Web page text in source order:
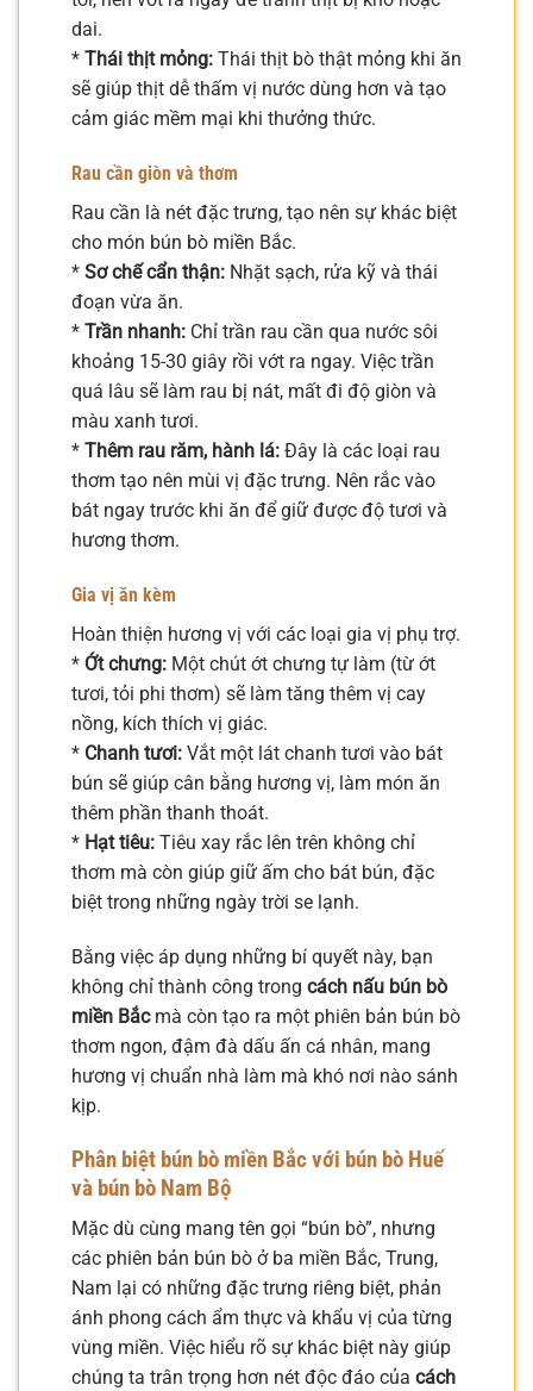
dai.
* Thái thịt mỏng: Thái thịt bò thật mỏng khi ăn
sẽ giúp thịt dễ thấm vị nước dùng hơn và tạo
cảm giác mềm mại khi thưởng thức.
Rau cần giòn và thơm
Rau cần là nét đặc trưng, tạo nên sự khác biệt
cho món bún bò miền Bắc.
* Sơ chế cẩn thận: Nhặt sạch, rửa kỹ và thái
đoạn vừa ăn.
* Trần nhanh: Chỉ trần rau cần qua nước sôi
khoảng 15-30 giây rồi vớt ra ngay. Việc trần
quá lâu sẽ làm rau bị nát, mất đi độ giòn và
màu xanh tươi.
* Thêm rau răm, hành lá: Đây là các loại rau
thơm tạo nên mùi vị đặc trưng. Nên rắc vào
bát ngay trước khi ăn để giữ được độ tươi và
hương thơm.
Gia vị ăn kèm
Hoàn thiện hương vị với các loại gia vị phụ trợ.
* Ớt chưng: Một chút ớt chưng tự làm (từ ớt
tươi, tỏi phi thơm) sẽ làm tăng thêm vị cay
nồng, kích thích vị giác.
* Chanh tươi: Vắt một lát chanh tươi vào bát
bún sẽ giúp cân bằng hương vị, làm món ăn
thêm phần thanh thoát.
* Hạt tiêu: Tiêu xay rắc lên trên không chỉ
thơm mà còn giúp giữ ấm cho bát bún, đặc
biệt trong những ngày trời se lạnh.
Bằng việc áp dụng những bí quyết này, bạn
không chỉ thành công trong cách nấu bún bò
miền Bắcmà còn tạo ra một phiên bản bún bò
thơm ngon, đậm đà dấu ấn cá nhân, mang
hương vị chuẩn nhà làm mà khó nơi nào sánh
kịp.
Phân biệt bún bò miền Bắc với bún bò Huế
và bún bò Nam Bộ
Mặc dù cùng mang tên gọi “bún bò”, nhưng
các phiên bản bún bò ở ba miền Bắc, Trung,
Nam lại có những đặc trưng riêng biệt, phản
ánh phong cách ẩm thực và khẩu vị của từng
vùng miền. Việc hiểu rõ sự khác biệt này giúp
chúng ta trân trọng hơn nét độc đáo của cách